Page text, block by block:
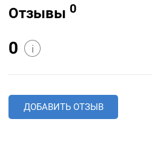
Отзывы 0
0 i
ДОБАВИТЬ ОТЗЫВ